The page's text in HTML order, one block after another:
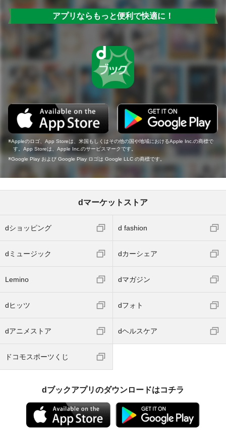
アプリならもっと便利で快適に！
Appleのロゴ、App Storeは、米国もしくはその他の国や地域におけるApple Inc.の商標で
す。App Storeは、Apple Inc.のサービスマークです。
Google Play および Google Play ロゴは Google LLC の商標です。
dマーケットストア
dショッピング d fashion
dミュージック dカーシェア
Lemino dマガジン
dヒッツ dフォト
dアニメストア dヘルスケア
ドコモスポーツくじ
dブックアプリのダウンロードはコチラ